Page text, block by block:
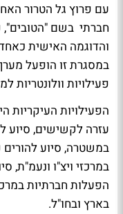
חברתי בשם
והדוגמה האישית
במסגרת זו הופעל
פעילויות
הפעילויות העיקריות
עזרה לקשישים, סיוע
במשטרה, סיוע להורים
במרכזי ויצ"ו ונעמ"ת,
הפעלות חברתיות
בארץ ובחו"ל.